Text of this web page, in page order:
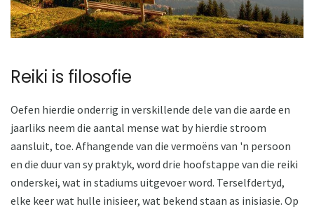
Reiki is filosofie
Oefen hierdie onderrig in verskillende dele van die aarde en
jaarliks ​​neem die aantal mense wat by hierdie stroom
aansluit, toe. Afhangende van die vermoëns van 'n persoon
en die duur van sy praktyk, word drie hoofstappe van die reiki
onderskei, wat in stadiums uitgevoer word. Terselfdertyd,
elke keer wat hulle inisieer, wat bekend staan ​​as inisiasie. Op